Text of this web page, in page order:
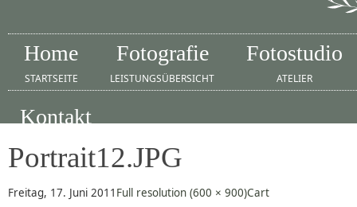
Home
STARTSEITE
Fotografie
LEISTUNGSÜBERSICHT
Fotostudio
ATELIER
Kontakt
Portrait12.JPG
Freitag, 17. Juni 2011 Full resolution (600 × 900)Cart